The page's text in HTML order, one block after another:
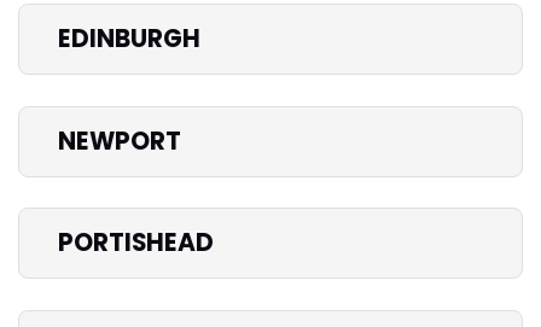
EDINBURGH
NEWPORT
PORTISHEAD